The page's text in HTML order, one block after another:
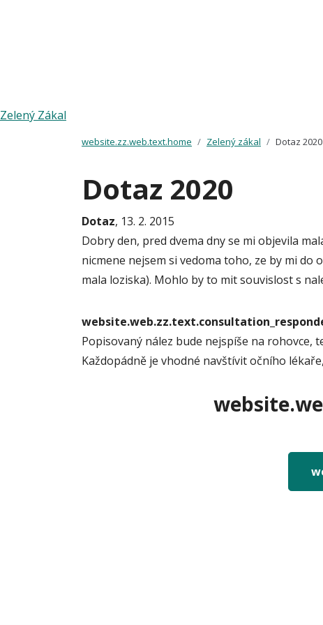
Zelený Zákal
website.zz.web.text.home Zelený zákal Dotaz 2020
Dotaz 2020
Dotaz, 13. 2. 2015
Dobry den, pred dvema dny se mi objevila
nicmene nejsem si vedoma toho, ze by mi
mala loziska). Mohlo by to mit souvislost s
Popisovaný nález bude nejspíše na rohovce,
Každopádně je vhodné navštívit očního